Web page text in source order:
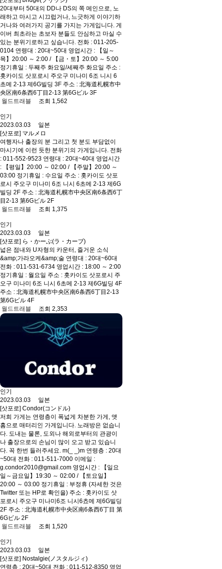
20대부터 50대의 DD나 DS의 쪽 메인으로, 노
래하고 마시고 시끄럽거나, 느긋하게 이야기하
거나와 여러가지 공기를 가지는 가게입니다. 게
이버 최초라는 초보자 분들도 안심하고 마실 수
있는 분위기로하고 싶습니다. 전화 : 011-205-
0104 연령대 : 20대~50대 영업시간 : 【일～
목】20:00 ～ 2:00 / 【금・토】20:00 ～ 5:00
정기휴일 : 두째주 화요일/세째주 화요일 주소 :
홋카이도 삿포로시 주오구 미나미 6조 니시 6
초메 2-13 제6G빌딩 3F 주소 : 北海道札幌市中
央区南6条西6丁目2-13 第6Gビル 3F
월드트래블
조회 1,562
인기
2023.03.03 일본
[삿포로] マルメロ
여행자나 출장의 분 그리고 첫 분도 부담없이
마시기에 이런 듯한 분위기의 가게입니다. 전화
: 011-552-9523 연령대 : 20대~40대 영업시간
: 【평일】20:00 ～ 02:00 / 【주말】20:00 ～
03:00 정기휴일 : 수요일 주소 : 홋카이도 삿포
로시 주오구 미나미 6조 니시 6초메 2-13 제6G
빌딩 2F 주소 : 北海道札幌市中央区南6条西6丁
目2-13 第6Gビル 2F
월드트래블
조회 1,375
인기
2023.03.03 일본
[샷포로] ら・かーぶ(ラ・カーブ)
넓은 점내와 U자형의 카운터, 즐거운 소식
&amp;가라오케&amp;술 연령대 : 20대~60대
전화 : 011-531-6734 영업시간 : 18:00 ～ 2:00
정기휴일 : 월요일 주소 : 홋카이도 삿포로시 주
오구 미나미 6조 니시 6초메 2-13 제6G빌딩 4F
주소 : 北海道札幌市中央区南6条西6丁目2-13
第6Gビル 4F
월드트래블
조회 2,353
인기
2023.03.03 일본
[삿포로] Condor(コンドル)
저희 가게는 연령층이 폭넓게 차분한 가게, 앳
홈으로 매터리인 가게입니다. 노래방은 없습니
다. 도내는 물론, 도외나 해외로부터의 관광이
나 출장으로의 손님이 많이 오고 받고 있습니
다. 꼭 한번 들러주세요. m(_ _)m 연령층 : 20대
~50대 전화 : 011-511-7000 이메일 :
g.condor2010@gmail.com 영업시간 : 【일요
일～금요일】19:30 ～ 02:00 / 【토요일】
20:00 ～ 03:00 정기휴일 : 부정휴 (자세한 것은
Twitter 또는 HP로 확인을) 주소 : 홋카이도 삿
포로시 주오구 미나미6조 니시6쵸메 제6G빌딩
2F 주소 : 北海道札幌市中央区南6条西6丁目 第
6Gビル 2F
월드트래블
조회 1,520
인기
2023.03.03 일본
[삿포로] Nostalgie(ノスタルジィ)
연령층 : 20대~50대 전화 : 011-512-8350 영업